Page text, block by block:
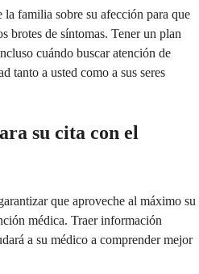
familia sobre su afección para que
brotes de síntomas. Tener un plan
cuándo buscar atención de
tanto a usted como a sus seres
su cita con el
que aproveche al máximo su
médica. Traer información
a su médico a comprender mejor